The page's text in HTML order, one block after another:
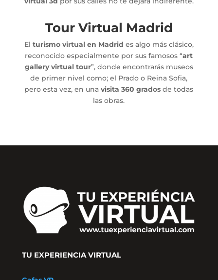
Tour Virtual Madrid
El turismo virtual en Madrid es algo más clásico,
reconocido especialmente por sus famosos “art
gallery virtual tour”, donde encontrarás museos
de primer nivel como; el Prado o Reina Sofia,
pero esta vez, en unavisita 360 grados de todas
las obras.
TU EXPERIENCIA VIRTUAL